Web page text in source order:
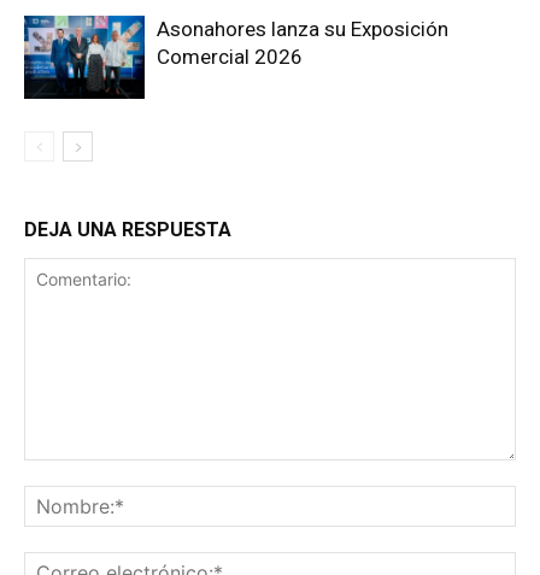
Asonahores lanza su Exposición
Comercial 2026
DEJA UNA RESPUESTA